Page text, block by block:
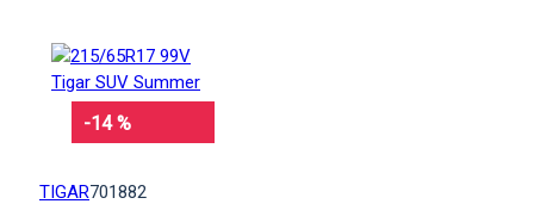
-14 %
TIGAR701882